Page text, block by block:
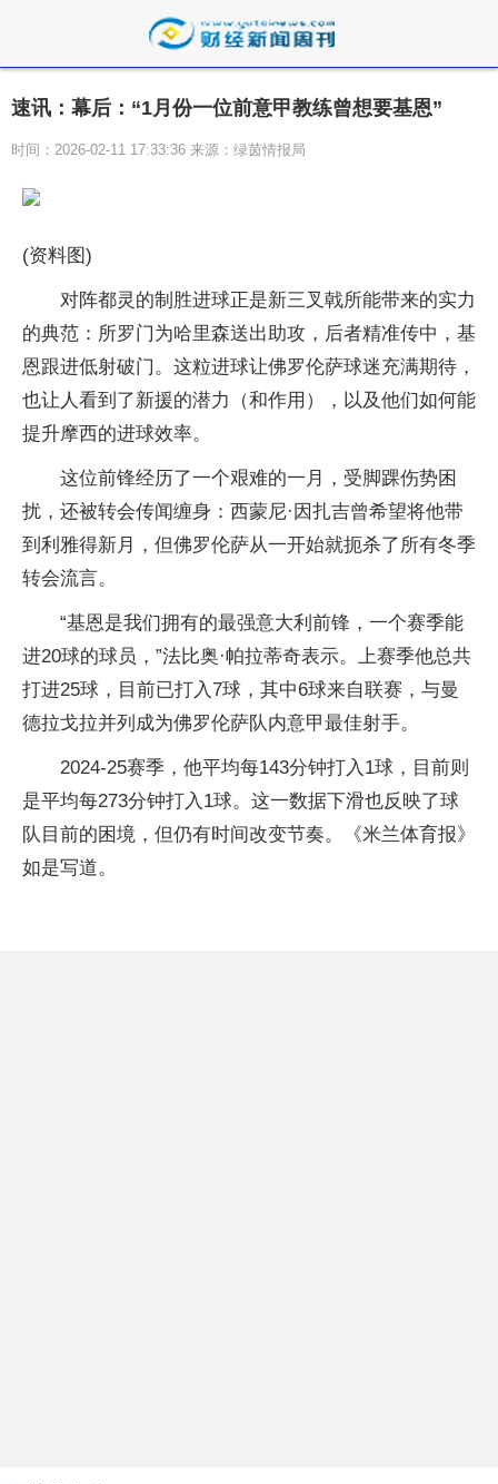
速讯：幕后：“1月份一位前意甲教练曾想要基恩”
时间：2026-02-11 17:33:36 来源：绿茵情报局
(资料图)
对阵都灵的制胜进球正是新三叉戟所能带来的实力
的典范：所罗门为哈里森送出助攻，后者精准传中，基
恩跟进低射破门。这粒进球让佛罗伦萨球迷充满期待，
也让人看到了新援的潜力（和作用），以及他们如何能
提升摩西的进球效率。
这位前锋经历了一个艰难的一月，受脚踝伤势困
扰，还被转会传闻缠身：西蒙尼·因扎吉曾希望将他带
到利雅得新月，但佛罗伦萨从一开始就扼杀了所有冬季
转会流言。
“基恩是我们拥有的最强意大利前锋，一个赛季能
进20球的球员，”法比奥·帕拉蒂奇表示。上赛季他总共
打进25球，目前已打入7球，其中6球来自联赛，与曼
德拉戈拉并列成为佛罗伦萨队内意甲最佳射手。
2024-25赛季，他平均每143分钟打入1球，目前则
是平均每273分钟打入1球。这一数据下滑也反映了球
队目前的困境，但仍有时间改变节奏。《米兰体育报》
如是写道。